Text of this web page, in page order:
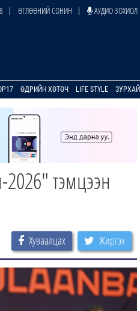
ӨГЛӨӨНИЙ СОНИН АУДИО ЗОХИОЛ
ӨДРИЙН ХӨТӨЧ LIFE STYLE ЗУРХАЙ
тэмцээн
Хуваалцах Жиргэх